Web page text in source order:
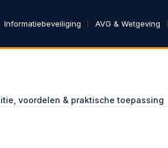
Informatiebeveiliging AVG & Wetgeving
voordelen & praktische toepassing